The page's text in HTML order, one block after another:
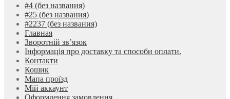
#4 (без названия)
#25 (без названия)
#2237 (без названия)
Главная
Зворотній зв’язок
Інформація про доставку та способи оплати.
Контакти
Кошик
Мапа проїзд
Мій аккаунт
Оформлення замовлення